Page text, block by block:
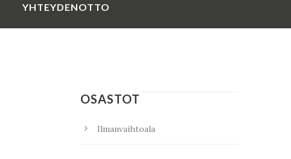
YHTEYDENOTTO
OSASTOT
Ilmanvaihtoala